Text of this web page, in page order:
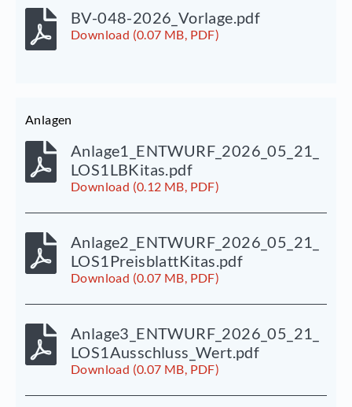
BV-048-2026_Vorlage.pdf
Download (0.07 MB, PDF)
Anlagen
Anlage1_ENTWURF_2026_05_21_
LOS1LBKitas.pdf
Download (0.12 MB, PDF)
Anlage2_ENTWURF_2026_05_21_
LOS1PreisblattKitas.pdf
Download (0.07 MB, PDF)
Anlage3_ENTWURF_2026_05_21_
LOS1Ausschluss_Wert.pdf
Download (0.07 MB, PDF)